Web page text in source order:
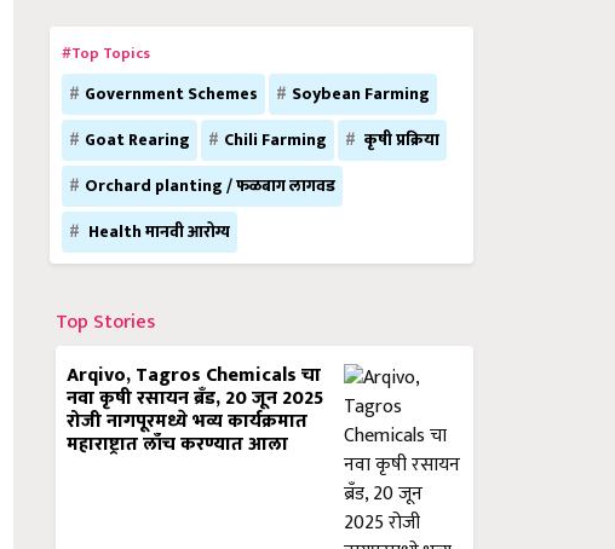
#Top Topics
Government Schemes
Soybean Farming
Goat Rearing
Chili Farming
कृषी प्रक्रिया
Orchard planting / फळबाग लागवड
Health मानवी आरोग्य
Top Stories
Arqivo, Tagros Chemicals चा
नवा कृषी रसायन ब्रँड, 20 जून 2025
रोजी नागपूरमध्ये भव्य कार्यक्रमात
महाराष्ट्रात लाँच करण्यात आला